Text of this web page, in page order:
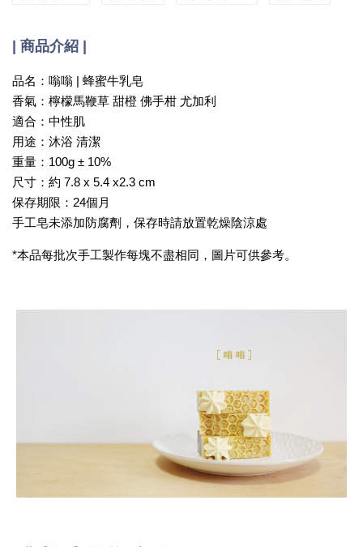
| 商品介紹 |
品名：嗡嗡 | 蜂蜜牛乳皂
香氣：檸檬馬鞭草 甜橙 佛手柑 尤加利
適合：中性肌
用途：沐浴 清潔
重量：100g ± 10%
尺寸：約 7.8 x 5.4 x2.3 cm
保存期限：24個月
手工皂未添加防腐劑，保存時請放置乾燥陰涼處
*本品每批次手工製作每塊不盡相同，圖片可供參考。